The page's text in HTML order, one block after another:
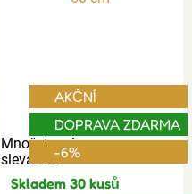
Množstevní
sleva 30%
AKČNÍ
DOPRAVA ZDARMA
-6%
Skladem 30 kusů